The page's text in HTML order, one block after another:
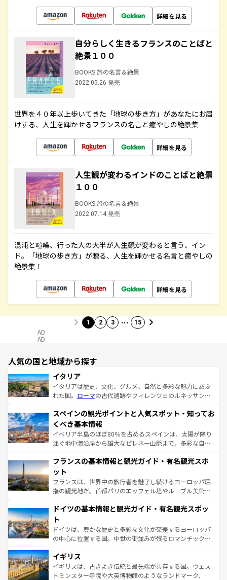
詳細を見る
自分らしく生きるフランスのことばと
絶景１００
BOOKS 旅の名言＆絶景
2022.05.26 発売
世界を４０年以上歩いてきた「地球の歩き方」があなたにお届
けする、人生を輝かせるフランスの名言と癒やしの絶景集
詳細を見る
人生観が変わるインドのことばと絶景
１００
BOOKS 旅の名言＆絶景
2022.07.14 発売
混沌と喧噪、行った人の大半が人生観が変わると言う、イン
ド。「地球の歩き方」が贈る、人生を輝かせる名言と癒やしの
絶景集！
詳細を見る
1 2 3 … 15
AD
AD
人気の国と地域から探す
イタリア
イタリアは歴史、文化、グルメ、自然と多彩な魅力にあふ
れた国。 ローマの古代遺跡やフィレンツェのルネッサンス
ろん、トスカーナの美しい田園風景やアマルフィ海岸の絶
景など、自然景観も見逃せない。観光の合間には、本場の
ピザやパスタなど、絶品のイタリア料理を堪能することも
できる。朝目覚めてから夜眠るまで、すべての瞬間を楽し
なお、新着のイタリア情報はコンテンツ一覧を参照してほ
しい。
スペインの観光ポイントと人気スポット・知ってお
くべき基本情報
イベリア半島のほぼ80％を占めるスペインは、太陽が降り
注ぐ地中海沿岸から雄大なピレネー山脈まで、多彩な自然
文化が根付くこの国では、情熱的なフラメンコ、熱気あふ
れる闘牛、そして美味しいタパスが生活の一部となってい
る。首都マドリードの洗練された雰囲気や、バルセロナの
アートに溢れた街角から、地方では古代ローマ遺跡や中世
せる。地方によって風土や気候が異なるスペインはその個
ンテンツ一覧 を参照してほしい。
フランスの基本情報と観光ガイド・有名観光スポ
ット
フランスは、世界中の旅行者を魅了し続けるヨーロッパ屈
指の観光地だ。首都パリのエッフェル塔やルーブル美術館
で、幅広い魅力が詰まっている。華麗な宮殿、歴史的な大
聖堂、美しいビーチ、そして豊かな自然が、訪れる者を心
から魅了する。また、フランスは美食の国としても知ら
れ、フランス料理はユネスコ無形文化遺産にも登録されて
香り高いラベンダー畑など、多彩な楽しみ方が可能だ。さ
らに、パリ以外の地域にも魅力が溢れており、どの街角に
も豊かな歴史と文化が息づいている。パリ以外の個性あふ
ドイツの基本情報と観光ガイド・有名観光スポッ
ト
ドイツは、豊かな歴史と多彩な文化が交差するヨーロッパ
の中心に位置する国。中世の街並みが残るロマンチック街
顔を持つこの国は、どこを歩いても飽きることがない。ベ
ルリンの文化的活気、バイエルン州のアルプスの絶景、そ
してライン川沿いのワイン畑といった風景は必見。ビール
イギリス
イギリスは、古きよき伝統と最先端が共存する国。ウェス
トミンスター寺院や大英博物館のようなランドマーク、歴